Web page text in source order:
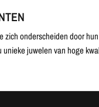
zich onderscheiden door
unieke juwelen van hoge